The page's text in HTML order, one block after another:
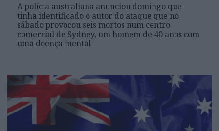
A polícia australiana anunciou domingo que
tinha identificado o autor do ataque que no
sábado provocou seis mortos num centro
comercial de Sydney, um homem de 40 anos com
uma doença mental